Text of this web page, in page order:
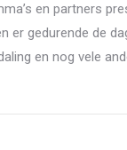
en partners
er gedurende de
en nog vele